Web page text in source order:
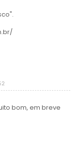
bom, em breve